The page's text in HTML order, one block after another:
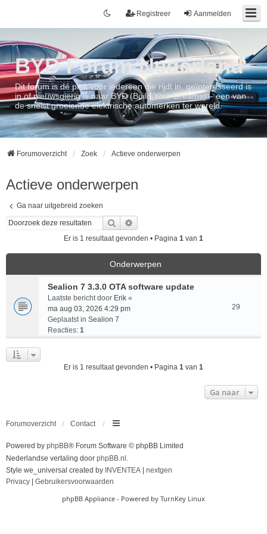
Aanmelden
Registreer
BYD Forum Nederland
Dit forum is dé plek voor iedereen die rijdt in, geïnteresseerd is
in of nieuwsgierig is naar BYD (Build Your Dreams) – een van
de snelst groeiende elektrische automerken ter wereld.
Forumoverzicht Zoek Actieve onderwerpen
Actieve onderwerpen
Ga naar uitgebreid zoeken
Zoek
Er is 1 resultaat gevonden • Pagina 1 van 1
Onderwerpen
Sealion 7 3.3.0 OTA software update
Laatste bericht door Erik «
ma aug 03, 2026 4:29 pm
Geplaatst in Sealion 7
Reacties: 1
29
Er is 1 resultaat gevonden • Pagina 1 van 1
Ga naar
Forumoverzicht Contact
Powered by phpBB® Forum Software © phpBB Limited
Nederlandse vertaling door phpBB.nl .
Style we_universal created by INVENTEA
nextgen
Privacy
Gebruikersvoorwaarden
phpBB Appliance - Powered by TurnKey Linux